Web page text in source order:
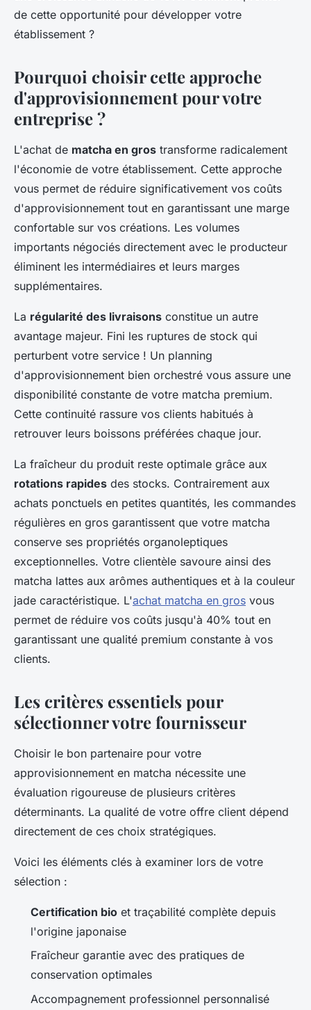
de cette opportunité pour développer votre
établissement ?
Pourquoi choisir cette approche
d'approvisionnement pour votre
entreprise ?
L'achat de matcha en gros transforme radicalement
l'économie de votre établissement. Cette approche
vous permet de réduire significativement vos coûts
d'approvisionnement tout en garantissant une marge
confortable sur vos créations. Les volumes
importants négociés directement avec le producteur
éliminent les intermédiaires et leurs marges
supplémentaires.
La régularité des livraisons constitue un autre
avantage majeur. Fini les ruptures de stock qui
perturbent votre service ! Un planning
d'approvisionnement bien orchestré vous assure une
disponibilité constante de votre matcha premium.
Cette continuité rassure vos clients habitués à
retrouver leurs boissons préférées chaque jour.
La fraîcheur du produit reste optimale grâce aux
rotations rapides des stocks. Contrairement aux
achats ponctuels en petites quantités, les commandes
régulières en gros garantissent que votre matcha
conserve ses propriétés organoleptiques
exceptionnelles. Votre clientèle savoure ainsi des
matcha lattes aux arômes authentiques et à la couleur
jade caractéristique. L'achat matcha en gros vous
permet de réduire vos coûts jusqu'à 40% tout en
garantissant une qualité premium constante à vos
clients.
Les critères essentiels pour
sélectionner votre fournisseur
Choisir le bon partenaire pour votre
approvisionnement en matcha nécessite une
évaluation rigoureuse de plusieurs critères
déterminants. La qualité de votre offre client dépend
directement de ces choix stratégiques.
Voici les éléments clés à examiner lors de votre
sélection :
Certification bio et traçabilité complète depuis
l'origine japonaise
Fraîcheur garantie avec des pratiques de
conservation optimales
Accompagnement professionnel personnalisé